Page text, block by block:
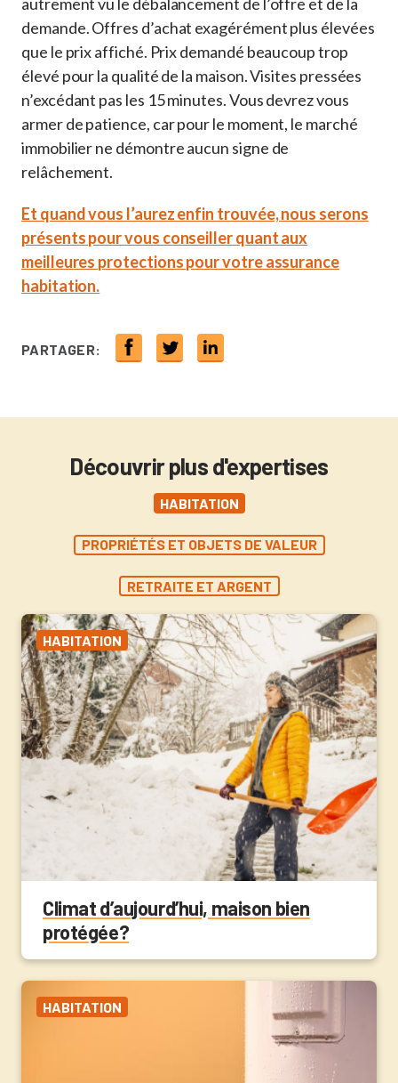
demande. Offres d’achat exagérément plus élevées
que le prix affiché. Prix demandé beaucoup trop
élevé pour la qualité de la maison. Visites pressées
n’excédant pas les 15 minutes. Vous devrez vous
armer de patience, car pour le moment, le marché
immobilier ne démontre aucun signe de
relâchement.
Et quand vous l’aurez enfin trouvée, nous serons
présents pour vous conseiller quant aux
meilleures protections pour votre assurance
habitation.
PARTAGER:
Découvrir plus d'expertises
HABITATION
PROPRIÉTÉS ET OBJETS DE VALEUR
RETRAITE ET ARGENT
HABITATION
Climat d’aujourd’hui, maison bien
protégée?
HABITATION